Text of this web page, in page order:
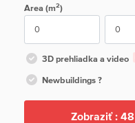
Area (m2)
3D prehliadka a video
Newbuildings ?
Zobraziť : 48